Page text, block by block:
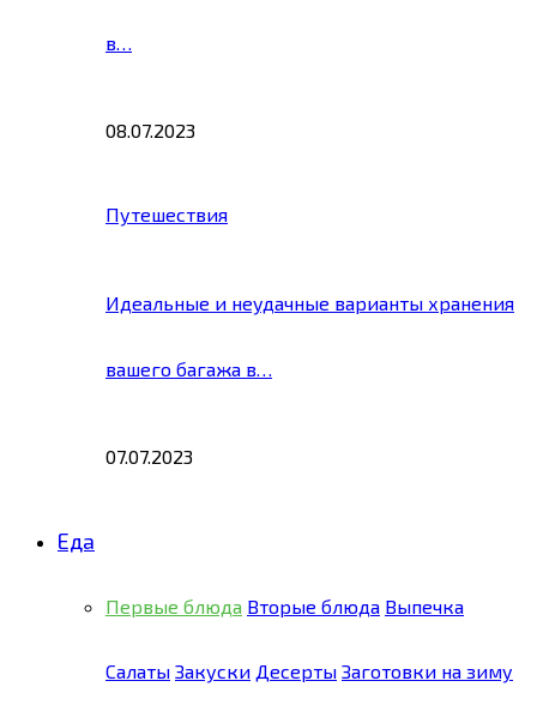
в…
08.07.2023
Путешествия
Идеальные и неудачные варианты хранения
вашего багажа в…
07.07.2023
Еда
Первые блюда Вторые блюда Выпечка
Салаты Закуски Десерты Заготовки на зиму